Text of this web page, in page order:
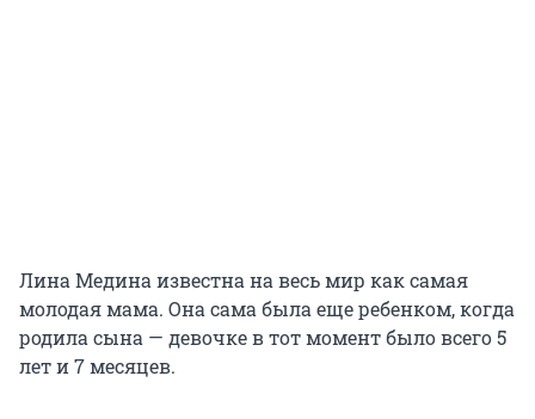
Лина Медина известна на весь мир как самая
молодая мама. Она сама была еще ребенком, когда
родила сына — девочке в тот момент было всего 5
лет и 7 месяцев.